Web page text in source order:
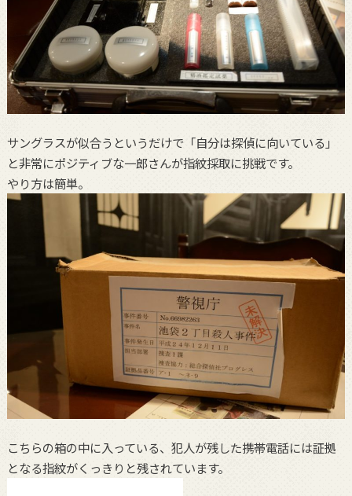
サングラスが似合うというだけで「自分は探偵に向いている」
と非常にポジティブな一郎さんが指紋採取に挑戦です。
やり方は簡単。
こちらの箱の中に入っている、犯人が残した携帯電話には証拠
となる指紋がくっきりと残されています。